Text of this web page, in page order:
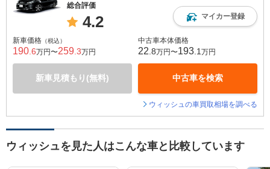
総合評価
4.2 マイカー登録
新車価格 （税込）
190 .6万円〜259 .3万円
新車見積もり(無料)
中古車本体価格
22 .8万円〜193 .1 万円
中古車を検索
ウィッシュの車買取相場を調べる
ウィッシュを見た人はこんな車と比較しています